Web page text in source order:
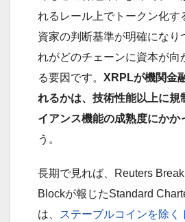
れるレール上でトークン化す
資家の判断基準が明確になり
れがどのチェーンに資本が向
る要因です。 XRPLが機関金
れるかは、技術性能以上に規
イアンス機能の成熟度にかか
う。
長期で見れば、Reuters
Blockが報じたStandard
は、
ステーブルコインを除く